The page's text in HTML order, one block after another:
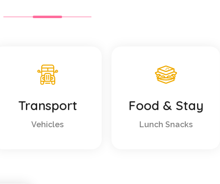
Transport
Vehicles
Food & Stay
Lunch Snacks